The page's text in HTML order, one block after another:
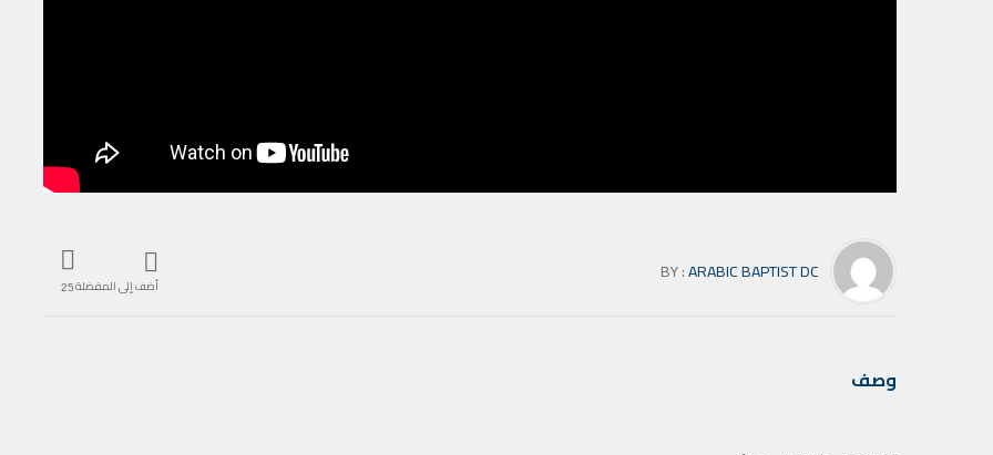
أضف إلى المفضلة25
BY :ARABIC BAPTIST DC
وصف